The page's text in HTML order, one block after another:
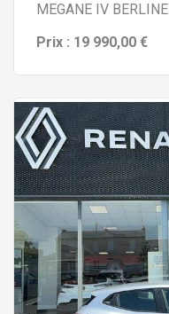
MEGANE IV BERLINE
Prix : 19 990,00 €